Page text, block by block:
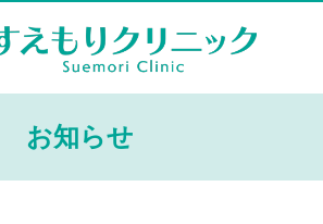
お知らせ